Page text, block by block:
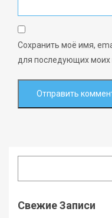
Сохранить моё имя,
для последующих моих
Свежие Записи